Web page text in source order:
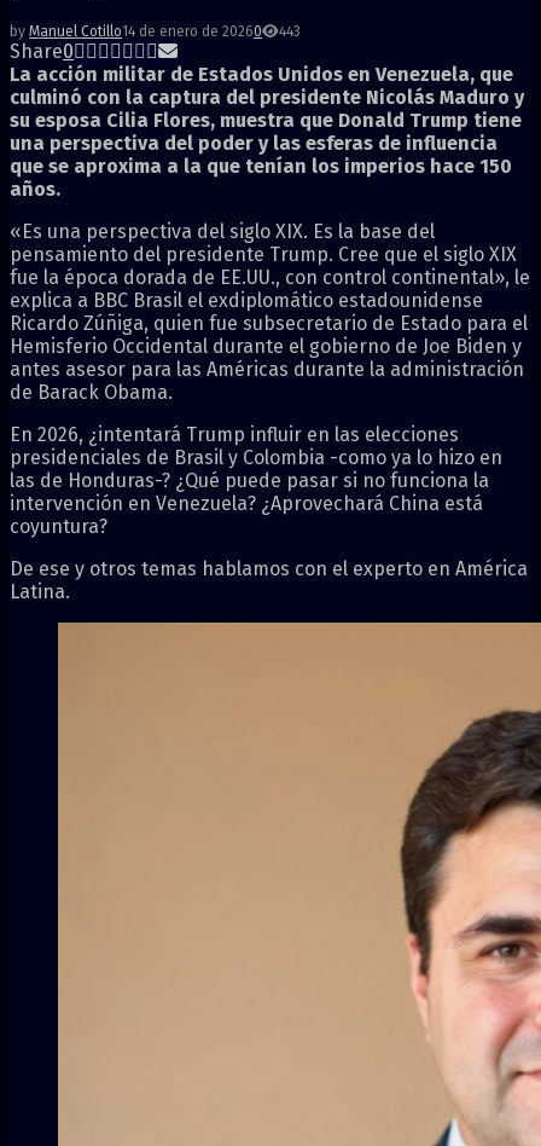
by Manuel Cotillo14 de enero de 20260 443
Share0
La acción militar de Estados Unidos en Venezuela, que
culminó con la captura del presidente Nicolás Maduro y
su esposa Cilia Flores, muestra que Donald Trump tiene
una perspectiva del poder y las esferas de influencia
que se aproxima a la que tenían los imperios hace 150
años.
«Es una perspectiva del siglo XIX. Es la base del
pensamiento del presidente Trump. Cree que el siglo XIX
fue la época dorada de EE.UU., con control continental», le
explica a BBC Brasil el exdiplomático estadounidense
Ricardo Zúñiga, quien fue subsecretario de Estado para el
Hemisferio Occidental durante el gobierno de Joe Biden y
antes asesor para las Américas durante la administración
de Barack Obama.
En 2026, ¿intentará Trump influir en las elecciones
presidenciales de Brasil y Colombia -como ya lo hizo en
las de Honduras-? ¿Qué puede pasar si no funciona la
intervención en Venezuela? ¿Aprovechará China está
coyuntura?
De ese y otros temas hablamos con el experto en América
Latina.